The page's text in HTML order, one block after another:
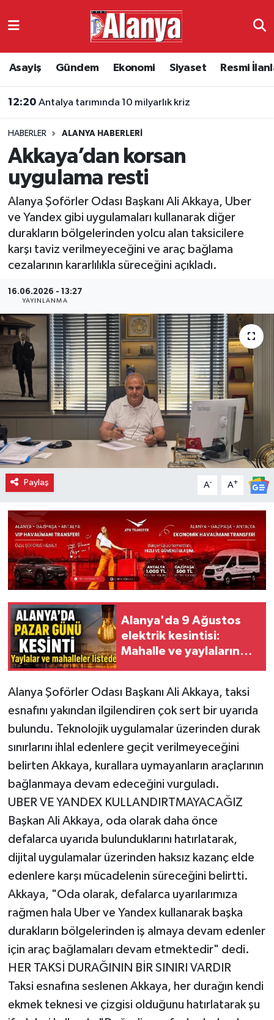
Asayiş Gündem Ekonomi Siyaset Resmi
12:20 Antalya tarımında 10 milyarlık kriz
HABERLER ALANYA HABERLERI
Akkaya’dan korsan
uygulama resti
Alanya Şoförler Odası Başkanı Ali Akkaya, Uber
ve Yandex gibi uygulamaları kullanarak diğer
durakların bölgelerinden yolcu alan taksicilere
karşı taviz verilmeyeceğini ve araç bağlama
cezalarının kararlılıkla süreceğini açıkladı.
16.06.2026 - 13:27
YAYINLANMA
Paylaş A- A+
Alanya'da 9 Ağustos
elektrik kesintisi:
Mahalle ve yaylaların
Alanya Şoförler Odası Başkanı Ali Akkaya, taksi
esnafını yakından ilgilendiren çok sert bir uyarıda
bulundu. Teknolojik uygulamalar üzerinden durak
sınırlarını ihlal edenlere geçit verilmeyeceğini
belirten Akkaya, kurallara uymayanların araçlarının
bağlanmaya devam edeceğini vurguladı.
UBER VE YANDEX KULLANDIRTMAYACAĞIZ
Başkan Ali Akkaya, oda olarak daha önce
defalarca uyarıda bulunduklarını hatırlatarak,
dijital uygulamalar üzerinden haksız kazanç elde
edenlere karşı mücadelenin süreceğini belirtti.
Akkaya, "Oda olarak, defalarca uyarılarımıza
rağmen hala Uber ve Yandex kullanarak başka
durakların bölgelerinden iş almaya devam edenler
için araç bağlamaları devam etmektedir" dedi.
HER TAKSİ DURAĞININ BİR SINIRI VARDIR
Taksi esnafına seslenen Akkaya, her durağın kendi
ekmek teknesi ve çizgisi olduğunu hatırlatarak şu
Ekonomi
Resmi İlanlar
Alanyaspor
Turizm
E-Gazete
Antalya Namaz Vakitleri
Süper Lig Puan Durumu ve Fikstür
Tüm Manşetler
Son Dakika Haberleri
Haber Arşivi